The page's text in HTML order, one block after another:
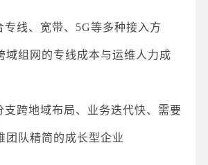
专线、宽带、5G等多种接入方
域组网的专线成本与运维人力成
支跨地域布局、业务迭代快、需要
团队精简的成长型企业